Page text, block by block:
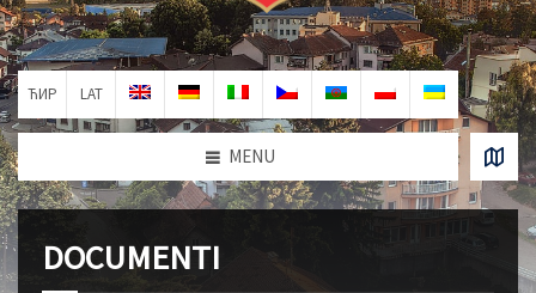
ЋИР LAT
MENU
DOCUMENTI